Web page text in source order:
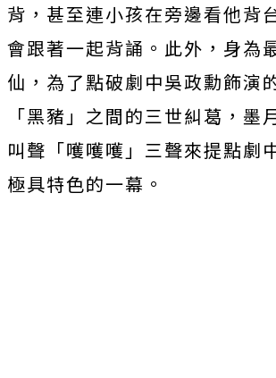
背， 甚至連小孩在旁邊看他背
會跟著一起背誦。此外， 身為
仙，為了點破劇中吳政勳飾演
「黑豬」之間的三世糾葛，墨
叫聲「嚄嚄嚄」 三聲來提點劇
極具特色的一幕。